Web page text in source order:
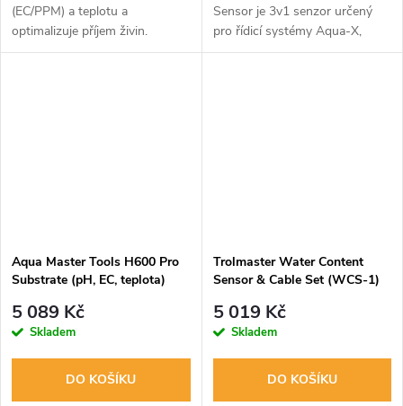
(EC/PPM) a teplotu a
optimalizuje příjem živin.
Připojte se k aplikaci Edenic
Sensor je 3v1 senzor určený
pro řídicí systémy Aqua-X,
Hydro-X, Tent-X a Green-X
Aqua Master Tools H600 Pro
Substrate (pH, EC, teplota)
5 089 Kč
Skladem
DO KOŠÍKU
Trolmaster Water Content
Sensor & Cable Set (WCS-1)
5 019 Kč
Skladem
DO KOŠÍKU